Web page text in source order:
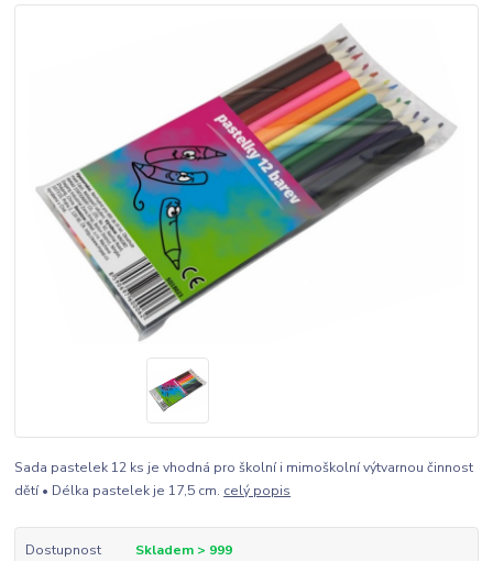
Sada pastelek 12 ks je vhodná pro školní i mimoškolní výtvarnou činnost
dětí • Délka pastelek je 17,5 cm. celý popis
Dostupnost Skladem > 999